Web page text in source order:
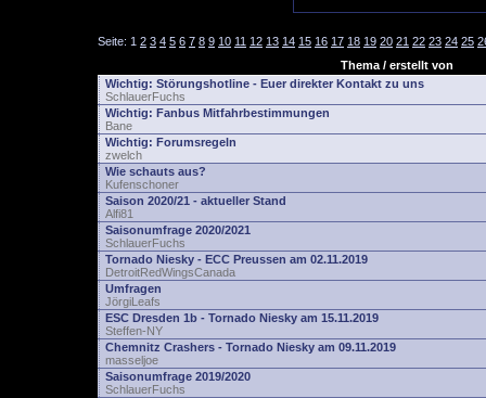
Seite: 1 2 3 4 5 6 7 8 9 10 11 12 13 14 15 16 17 18 19 20 21 22 23 24 25
Thema / erstellt von
Wichtig: Störungshotline - Euer direkter Kontakt zu uns
SchlauerFuchs
Wichtig: Fanbus Mitfahrbestimmungen
Bane
Wichtig: Forumsregeln
zwelch
Wie schauts aus?
Kufenschoner
Saison 2020/21 - aktueller Stand
Alfi81
Saisonumfrage 2020/2021
SchlauerFuchs
Tornado Niesky - ECC Preussen am 02.11.2019
DetroitRedWingsCanada
Umfragen
JörgiLeafs
ESC Dresden 1b - Tornado Niesky am 15.11.2019
Steffen-NY
Chemnitz Crashers - Tornado Niesky am 09.11.2019
masseljoe
Saisonumfrage 2019/2020
SchlauerFuchs